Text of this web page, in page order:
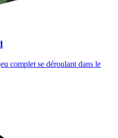
complet se déroulant dans le